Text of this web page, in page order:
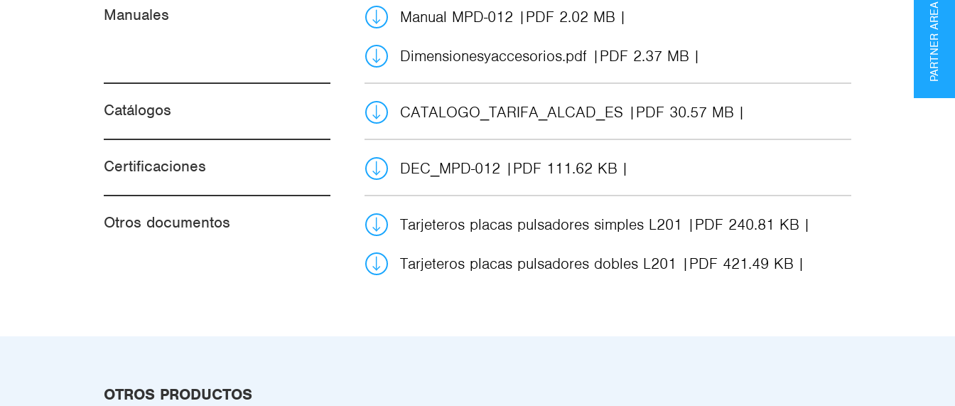
Manuales Manual MPD-012 PDF 2.02 MB
Dimensionesyaccesorios.pdf PDF 2.37 MB
Catálogos CATALOGO_TARIFA_ALCAD_ES PDF 30.57 MB
Certificaciones DEC_MPD-012 PDF 111.62 KB
Otros documentos Tarjeteros placas pulsadores simples L201 PDF 240.81 KB
Tarjeteros placas pulsadores dobles L201 PDF 421.49 KB
OTROS PRODUCTOS
PARTNER AREA